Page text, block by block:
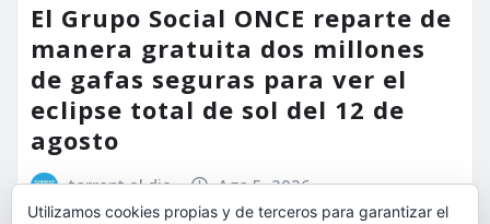
El Grupo Social ONCE reparte de
manera gratuita dos millones
de gafas seguras para ver el
eclipse total de sol del 12 de
agosto
torrent al dia Ago 5, 2026
Utilizamos cookies propias y de terceros para garantizar el